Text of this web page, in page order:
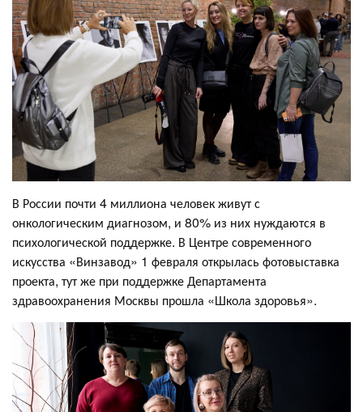
В России почти 4 миллиона человек живут с
онкологическим диагнозом, и 80% из них нуждаются в
психологической поддержке. В Центре современного
искусства «Винзавод» 1 февраля открылась фотовыставка
проекта, тут же при поддержке Департамента
здравоохранения Москвы прошла «Школа здоровья».